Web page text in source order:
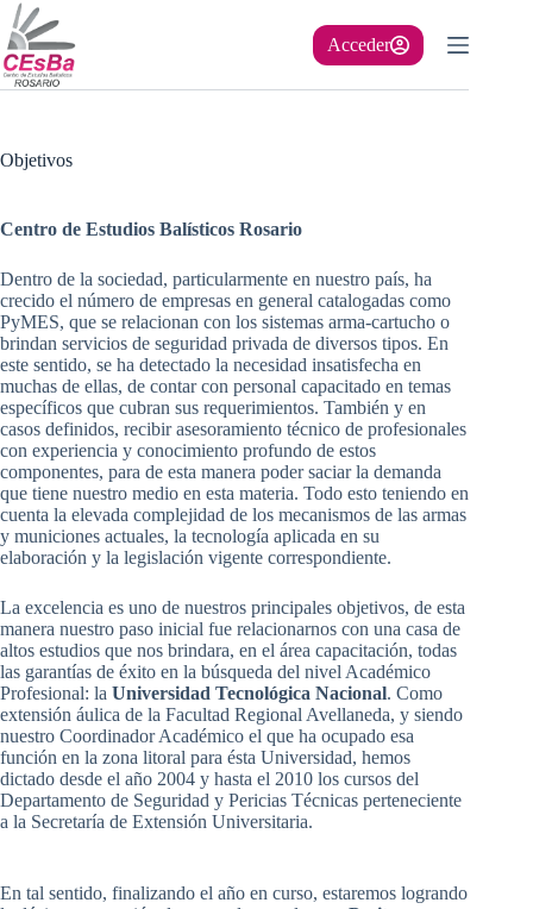
Saltar
al
contenido
Acceder
Objetivos
Centro de Estudios Balísticos Rosario
Dentro de la sociedad, particularmente en nuestro país, ha
crecido el número de empresas en general catalogadas como
PyMES, que se relacionan con los sistemas arma-cartucho o
brindan servicios de seguridad privada de diversos tipos. En
este sentido, se ha detectado la necesidad insatisfecha en
muchas de ellas, de contar con personal capacitado en temas
específicos que cubran sus requerimientos. También y en
casos definidos, recibir asesoramiento técnico de profesionales
con experiencia y conocimiento profundo de estos
componentes, para de esta manera poder saciar la demanda
que tiene nuestro medio en esta materia. Todo esto teniendo en
cuenta la elevada complejidad de los mecanismos de las armas
y municiones actuales, la tecnología aplicada en su
elaboración y la legislación vigente correspondiente.
La excelencia es uno de nuestros principales objetivos, de esta
manera nuestro paso inicial fue relacionarnos con una casa de
altos estudios que nos brindara, en el área capacitación, todas
las garantías de éxito en la búsqueda del nivel Académico
Profesional: la Universidad Tecnológica Nacional. Como
extensión áulica de la Facultad Regional Avellaneda, y siendo
nuestro Coordinador Académico el que ha ocupado esa
función en la zona litoral para ésta Universidad, hemos
dictado desde el año 2004 y hasta el 2010 los cursos del
Departamento de Seguridad y Pericias Técnicas perteneciente
a la Secretaría de Extensión Universitaria.
En tal sentido, finalizando el año en curso, estaremos logrando